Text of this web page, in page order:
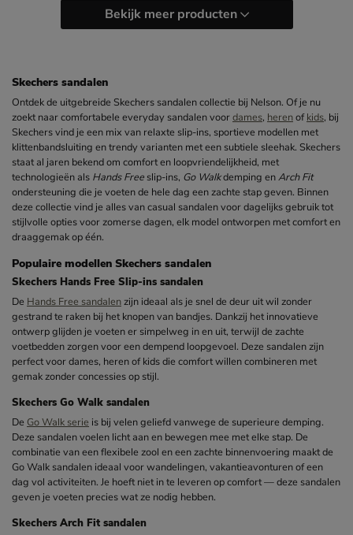
Bekijk meer producten
Skechers sandalen
Ontdek de uitgebreide Skechers sandalen collectie bij Nelson. Of je nu
zoekt naar comfortabele everyday sandalen voordames, herenofkids, bij
Skechers vind je een mix van relaxte slip-ins, sportieve modellen met
klittenbandsluiting en trendy varianten met een subtiele sleehak. Skechers
staat al jaren bekend om comfort en loopvriendelijkheid, met
technologieën als Hands Free slip-ins, Go Walkdemping enArch Fit
ondersteuning die je voeten de hele dag een zachte stap geven. Binnen
deze collectie vind je alles van casual sandalen voor dagelijks gebruik tot
stijlvolle opties voor zomerse dagen, elk model ontworpen met comfort en
draaggemak op één.
Populaire modellen Skechers sandalen
Skechers Hands Free Slip-ins sandalen
De Hands Free sandalenzijn ideaal als je snel de deur uit wil zonder
gestrand te raken bij het knopen van bandjes. Dankzij het innovatieve
ontwerp glijden je voeten er simpelweg in en uit, terwijl de zachte
voetbedden zorgen voor een dempend loopgevoel. Deze sandalen zijn
perfect voor dames, heren of kids die comfort willen combineren met
gemak zonder concessies op stijl.
Skechers Go Walk sandalen
De Go Walk serie is bij velen geliefd vanwege de superieure demping.
Deze sandalen voelen licht aan en bewegen mee met elke stap. De
combinatie van een flexibele zool en een zachte binnenvoering maakt de
Go Walk sandalen ideaal voor wandelingen, vakantieavonturen of een
dag vol activiteiten. Je hoeft niet in te leveren op comfort — deze sandalen
geven je voeten precies wat ze nodig hebben.
Skechers Arch Fit sandalen